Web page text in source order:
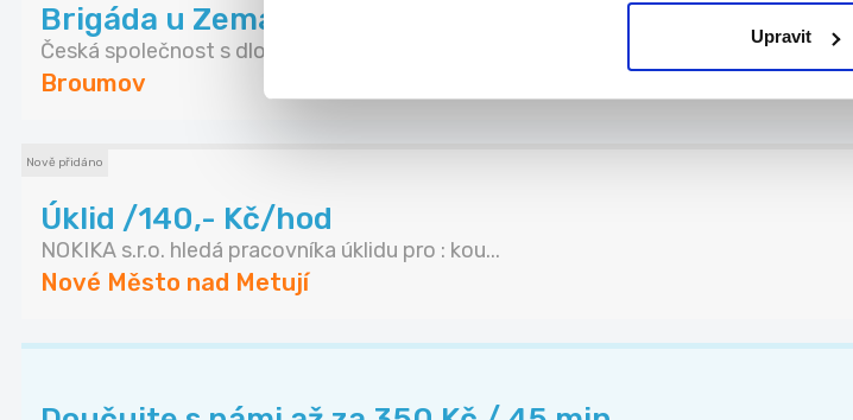
Upravit
Brigáda u Zemana - Broumov (150,-Kč/h)
Česká společnost s dlouholetou tradicí Zeman mas...
Broumov
Nově přidáno
Úklid /140,- Kč/hod
NOKIKA s.r.o. hledá pracovníka úklidu pro : kou...
Nové Město nad Metují